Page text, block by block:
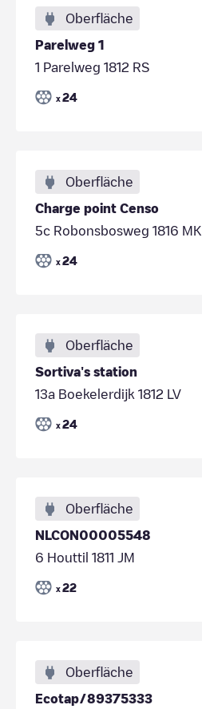
Oberfläche
Parelweg 1
1 Parelweg 1812 RS
x 24
Oberfläche
Charge point Censo
5c Robonsbosweg 1816 MK
x 24
Oberfläche
Sortiva's station
13a Boekelerdijk 1812 LV
x 24
Oberfläche
NLCON00005548
6 Houttil 1811 JM
x 22
Oberfläche
Ecotap/89375333